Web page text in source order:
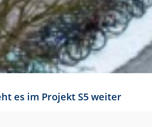
es im Projekt S5 weiter